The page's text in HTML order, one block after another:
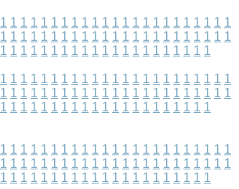
1 1 1 1 1 1 1 1 1 1 1 1 1 1 1 1 1 1 1 1 1 1 1
1 1 1 1 1 1 1 1 1 1 1 1 1 1 1 1 1 1 1 1 1 1 1
1 1 1 1 1 1 1 1 1 1 1 1 1 1 1 1 1 1 1 1 1
1 1 1 1 1 1 1 1 1 1 1 1 1 1 1 1 1 1 1 1 1 1 1
1 1 1 1 1 1 1 1 1 1 1 1 1 1 1 1 1 1 1 1 1 1 1
1 1 1 1 1 1 1 1 1 1 1 1 1 1 1 1 1 1 1 1 1
1 1 1 1 1 1 1 1 1 1 1 1 1 1 1 1 1 1 1 1 1 1 1
1 1 1 1 1 1 1 1 1 1 1 1 1 1 1 1 1 1 1 1 1 1 1
1 1 1 1 1 1 1 1 1 1 1 1 1 1 1 1 1 1 1 1 1